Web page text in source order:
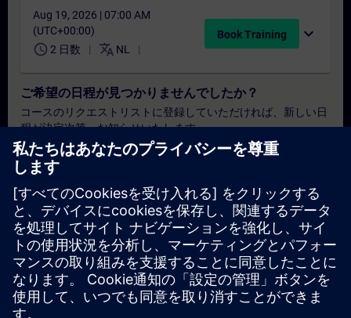
Aug 19, 2026 | 07:00 AM
(UTC+00:00)
schedule 2 日数 translate NL
Book Training expand_more
ご希望の日程が見つかりませんでしたか？
コースのリクエストリストに登録していただければ、新しい日
程が決定次第、お知らせいたします。
通知サービスを有効にする
個別見積もり
本トレーニングの標準価格表（例：購買部門向け）をご希望の
場合は、以下のリンクをクリックしてください。まず、お客様
の基本情報をご入力いただくと、その後、見積書がメールで送
付されます。